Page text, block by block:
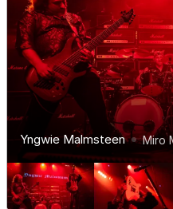
Yngwie Malmsteen Miro
Yngwie Malmsteen Miro
Yngwie Malmsteen Miro
Yngwie Malmsteen Miro
Yngwie Malmsteen Miro
Yngwie Malmsteen Miro
Yngwie Malmsteen Miro
Yngwie Malmsteen Miro
Yngwie Malmsteen Miro